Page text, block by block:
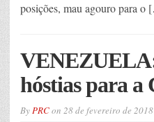
posições, mau agouro para
hóstias para a
ByPRCon 28 de fevereiro de 2018